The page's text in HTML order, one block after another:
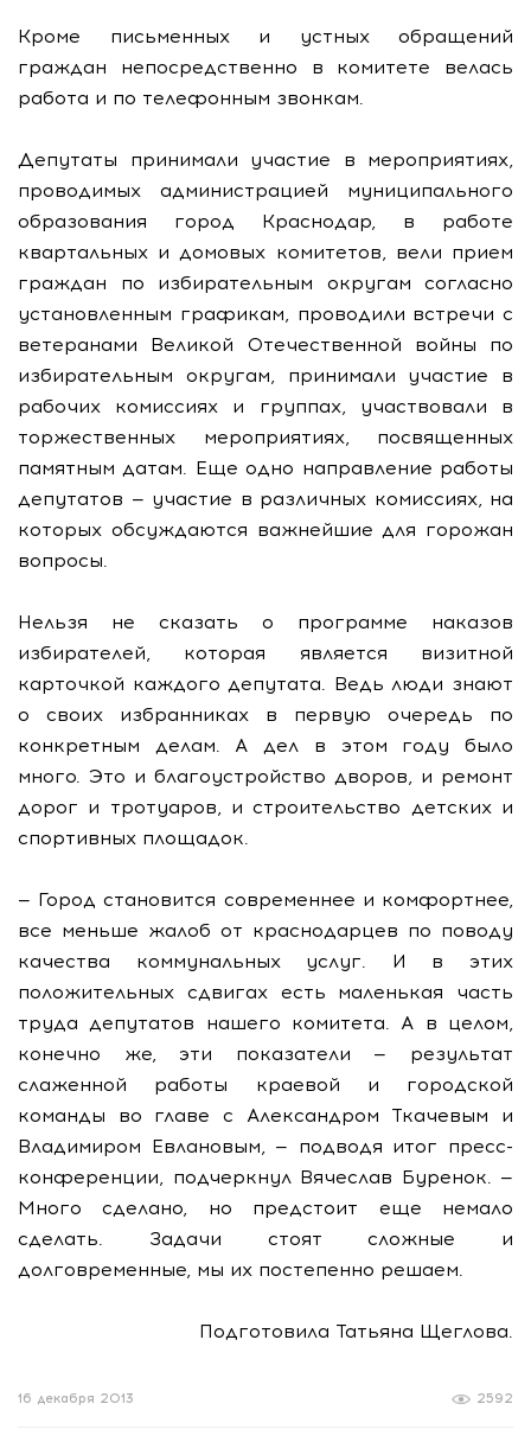
Кроме письменных и устных обращений
граждан непосредственно в комитете велась
работа и по телефонным звонкам.
Депутаты принимали участие в мероприятиях,
проводимых администрацией муниципального
образования город Краснодар, в работе
квартальных и домовых комитетов, вели прием
граждан по избирательным округам согласно
установленным графикам, проводили встречи с
ветеранами Великой Отечественной войны по
избирательным округам, принимали участие в
рабочих комиссиях и группах, участвовали в
торжественных мероприятиях, посвященных
памятным датам. Еще одно направление работы
депутатов — участие в различных комиссиях, на
которых обсуждаются важнейшие для горожан
вопросы.
Нельзя не сказать о программе наказов
избирателей, которая является визитной
карточкой каждого депутата. Ведь люди знают
о своих избранниках в первую очередь по
конкретным делам. А дел в этом году было
много. Это и благоустройство дворов, и ремонт
дорог и тротуаров, и строительство детских и
спортивных площадок.
— Город становится современнее и комфортнее,
все меньше жалоб от краснодарцев по поводу
качества коммунальных услуг. И в этих
положительных сдвигах есть маленькая часть
труда депутатов нашего комитета. А в целом,
конечно же, эти показатели — результат
слаженной работы краевой и городской
команды во главе с Александром Ткачевым и
Владимиром Евлановым, — подводя итог пресс-
конференции, подчеркнул Вячеслав Буренок. —
Много сделано, но предстоит еще немало
сделать. Задачи стоят сложные и
долговременные, мы их постепенно решаем.
Подготовила Татьяна Щеглова.
2592
16 декабря 2013